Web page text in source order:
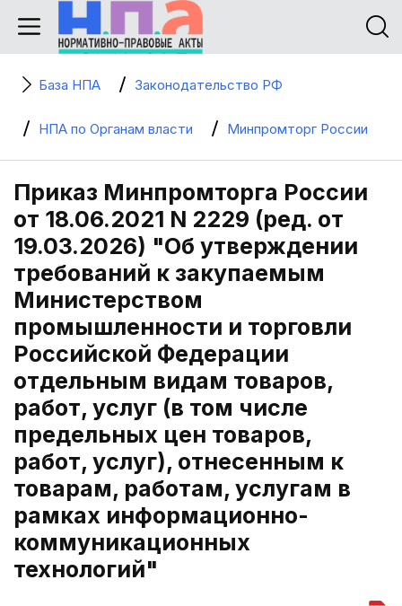
База НПА Законодательство РФ
НПА по Органам власти Минпромторг России
Приказ Минпромторга России
от 18.06.2021 N 2229 (ред. от
19.03.2026) "Об утверждении
требований к закупаемым
Министерством
промышленности и торговли
Российской Федерации
отдельным видам товаров,
работ, услуг (в том числе
предельных цен товаров,
работ, услуг), отнесенным к
товарам, работам, услугам в
рамках информационно-
коммуникационных
технологий"